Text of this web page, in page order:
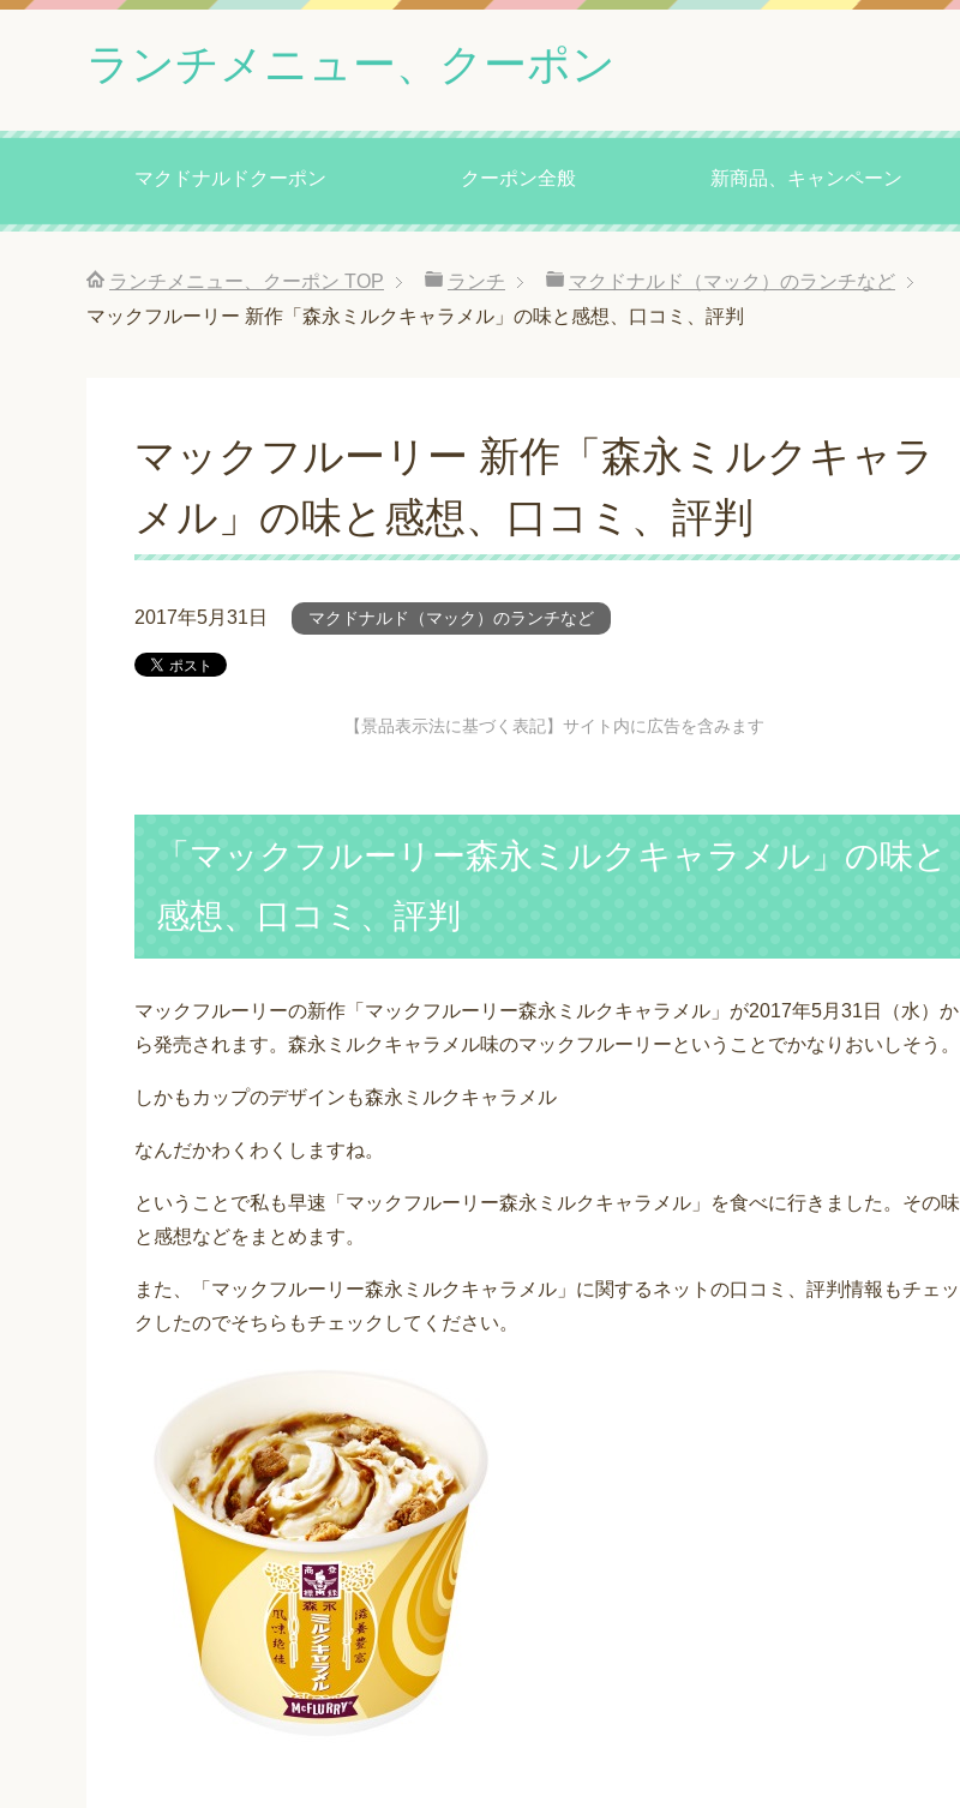
ランチメニュー、クーポン
マクドナルドクーポン クーポン全般 新商品、キャンペーン
ランチメニュー、クーポン TOP ランチ
マクドナルド（マック）のランチなど
マックフルーリー 新作「森永ミルクキャラメル」の味と感想、口コミ、評判
マックフルーリー 新作「森永ミルクキャラ
メル」の味と感想、口コミ、評判
2017年5月31日 マクドナルド（マック）のランチなど
【景品表示法に基づく表記】サイト内に広告を含みます
「マックフルーリー森永ミルクキャラメル」の味と
感想、口コミ、評判
マックフルーリーの新作「マックフルーリー森永ミルクキャラメル」が2017年5月31日（水）か
ら発売されます。森永ミルクキャラメル味のマックフルーリーということでかなりおいしそう。
しかもカップのデザインも森永ミルクキャラメル
なんだかわくわくしますね。
ということで私も早速「マックフルーリー森永ミルクキャラメル」を食べに行きました。その味
と感想などをまとめます。
また、「マックフルーリー森永ミルクキャラメル」に関するネットの口コミ、評判情報もチェッ
クしたのでそちらもチェックしてください。